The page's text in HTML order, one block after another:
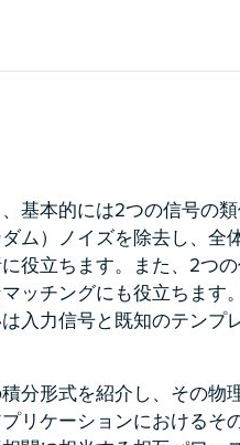
基本的には2つの信号の
ム）ノイズを除去し、全
役立ちます。また、2つ
ッチングにも役立ちます
入力信号と既知のテンプ
分形式を紹介し、その物
リケーションにおけるそ